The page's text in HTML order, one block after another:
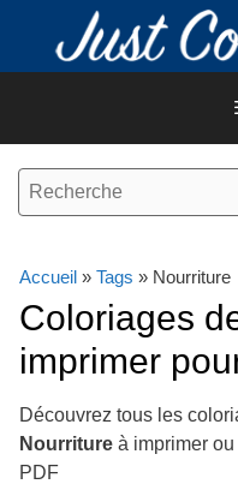
contenu
Accueil » Tags » Nourriture
Coloriages
imprimer
Découvrez tous les
Nourriture à imprimer
PDF